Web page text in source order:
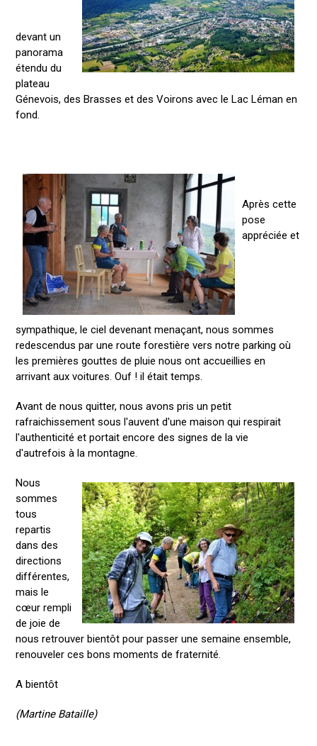
devant un
panorama
étendu du
plateau
Génevois, des Brasses et des Voirons avec le Lac Léman en
fond.
Après cette
pose
appréciée et
sympathique, le ciel devenant menaçant, nous sommes
redescendus par une route forestière vers notre parking où
les premières gouttes de pluie nous ont accueillies en
arrivant aux voitures. Ouf ! il était temps.
Avant de nous quitter, nous avons pris un petit
rafraichissement sous l'auvent d'une maison qui respirait
l'authenticité et portait encore des signes de la vie
d'autrefois à la montagne.
Nous
sommes
tous
repartis
dans des
directions
différentes,
mais le
cœur rempli
de joie de
nous retrouver bientôt pour passer une semaine ensemble,
renouveler ces bons moments de fraternité.
A bientôt
(Martine Bataille)